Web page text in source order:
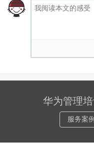
华为管理培
服务案例